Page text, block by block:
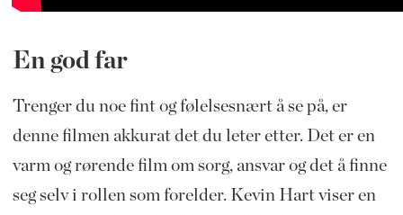
En god far
Trenger du noe fint og følelsesnært å se på, er
denne filmen akkurat det du leter etter. Det er en
varm og rørende film om sorg, ansvar og det å finne
seg selv i rollen som forelder. Kevin Hart viser en